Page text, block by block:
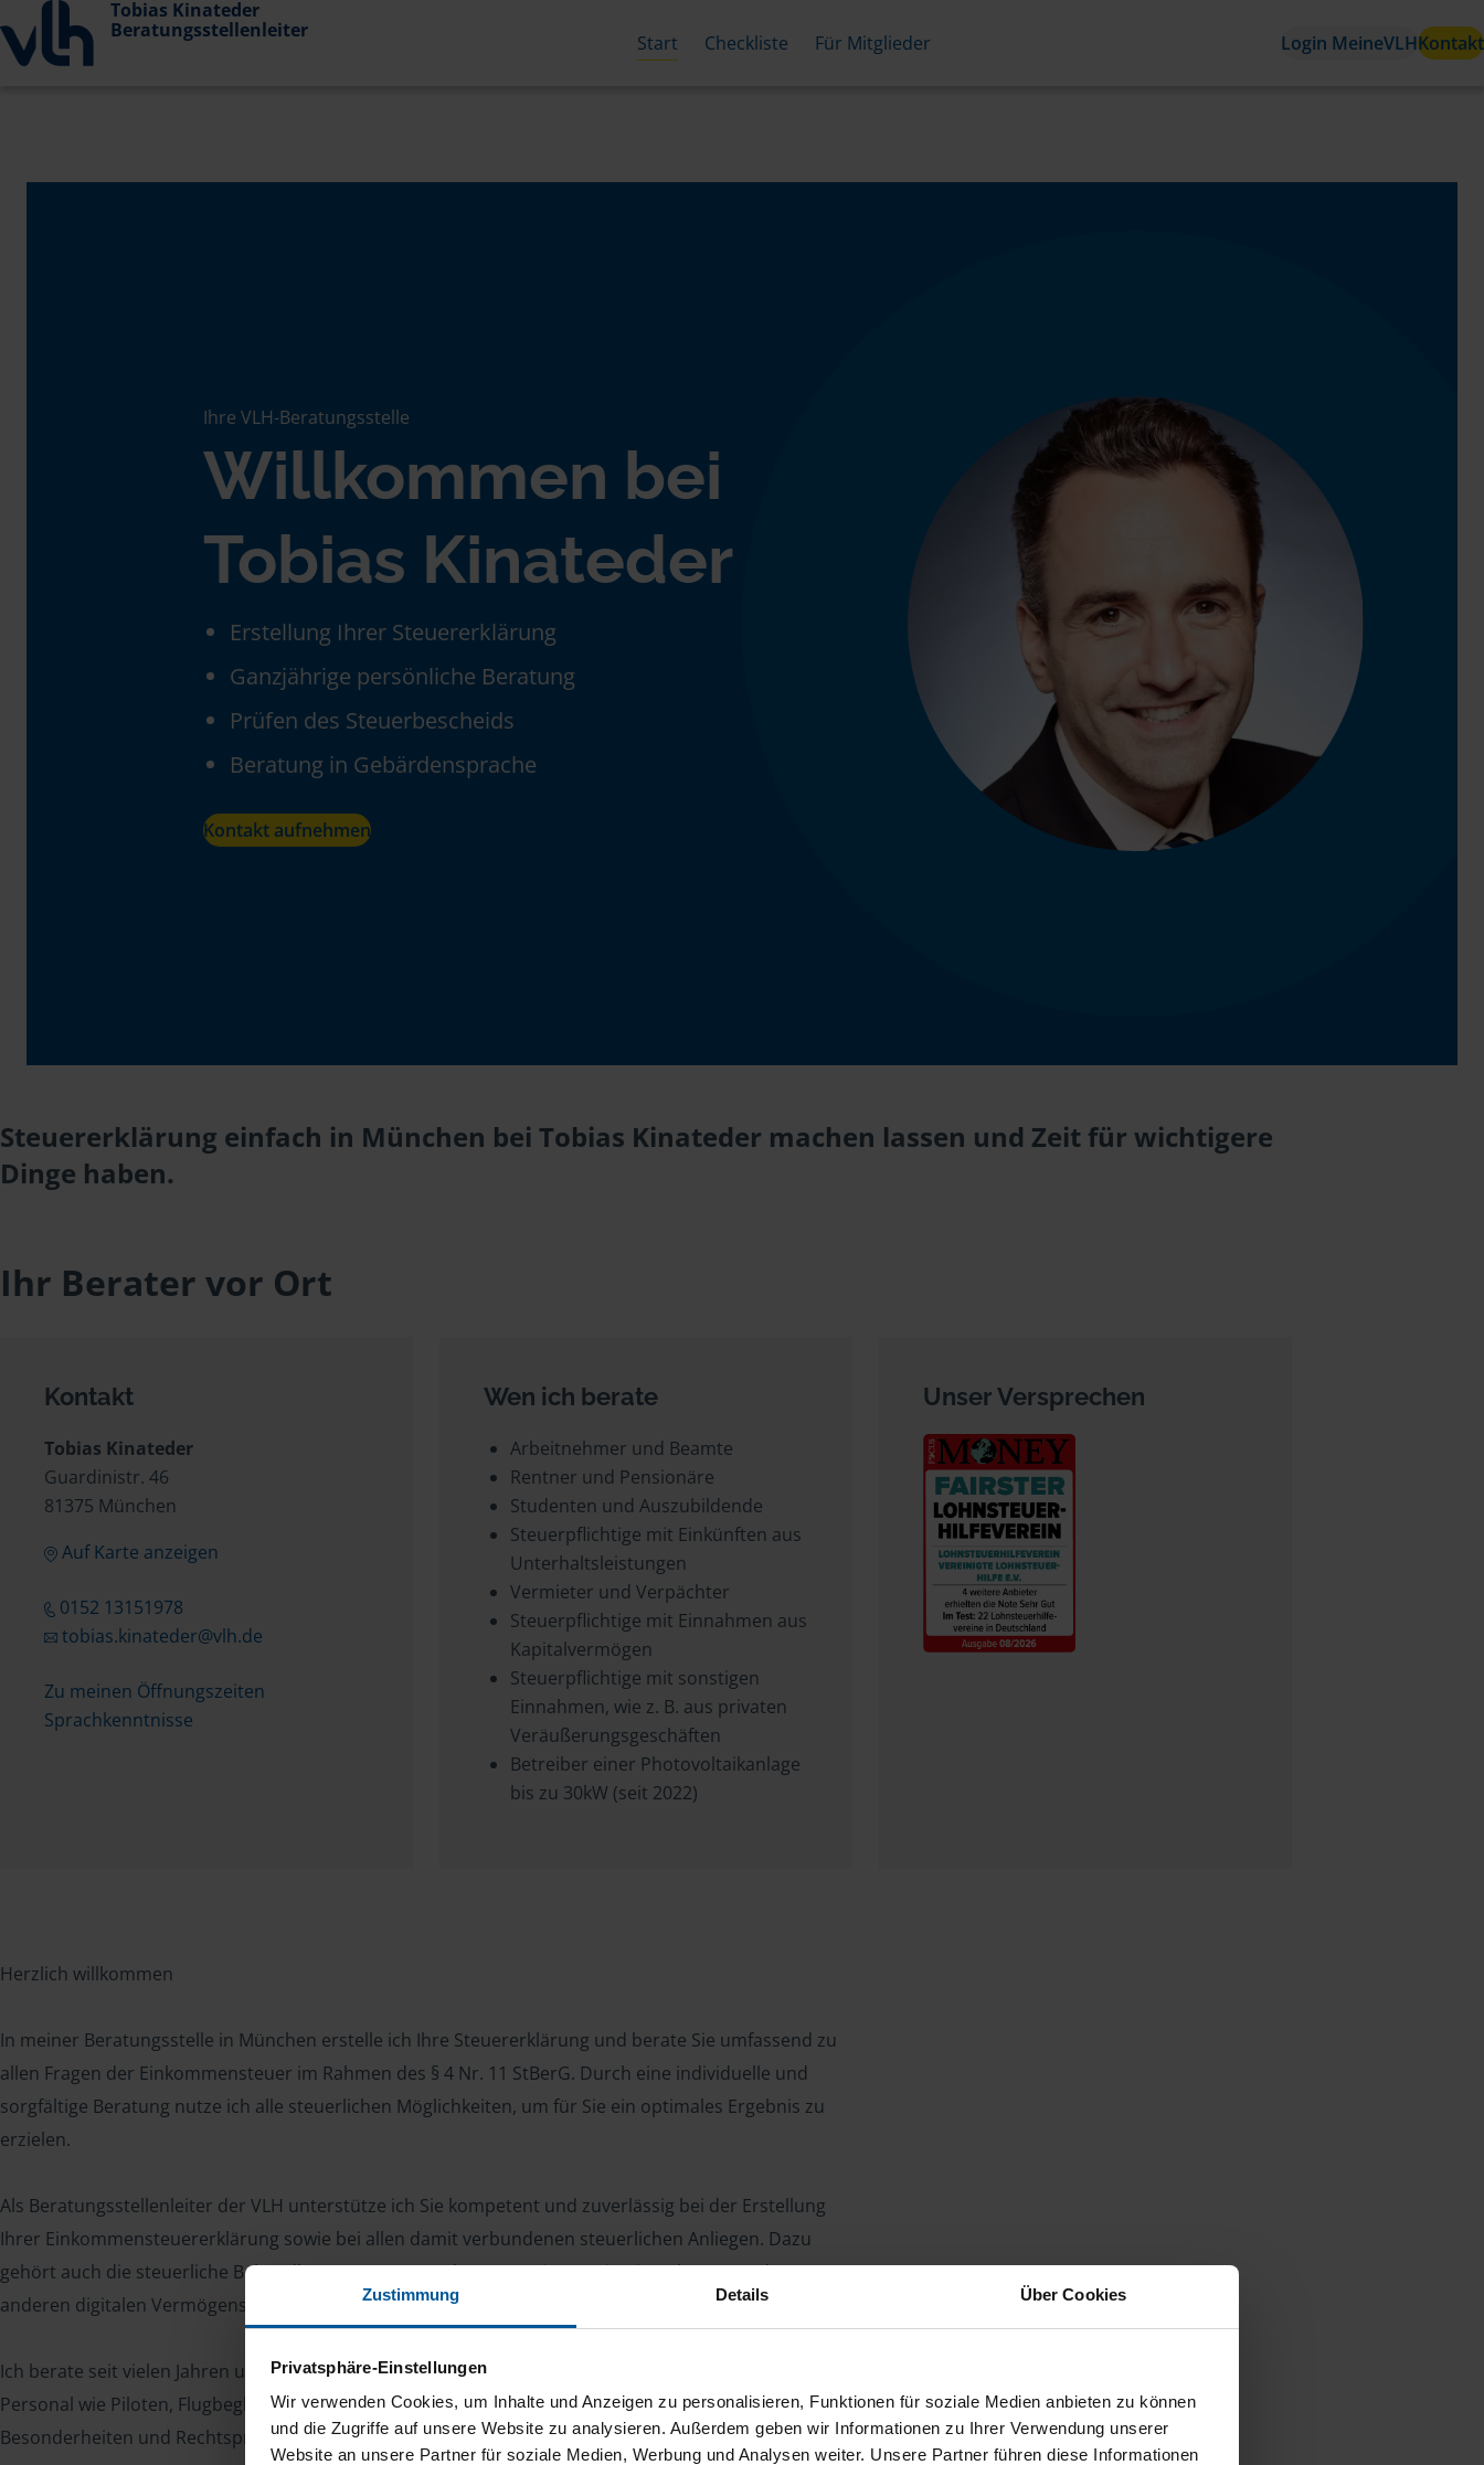
Zustimmung Details Über Cookies
Privatsphäre-Einstellungen
Wir verwenden Cookies, um Inhalte und Anzeigen zu personalisieren, Funktionen für soziale Medien anbieten zu können
und die Zugriffe auf unsere Website zu analysieren. Außerdem geben wir Informationen zu Ihrer Verwendung unserer
Website an unsere Partner für soziale Medien, Werbung und Analysen weiter. Unsere Partner führen diese Informationen
Tobias Kinateder
Beratungsstellenleiter
Start Checkliste Für Mitglieder Login MeineVLHKontakt
Ihre VLH-Beratungsstelle
Willkommen bei
Tobias Kinateder
Erstellung Ihrer Steuererklärung
Ganzjährige persönliche Beratung
Prüfen des Steuerbescheids
Beratung in Gebärdensprache
Kontakt aufnehmen
Steuererklärung einfach in München bei Tobias Kinateder machen lassen und Zeit für wichtigere
Dinge haben.
Ihr Berater vor Ort
Kontakt
Tobias Kinateder
Guardinistr. 46
81375 München
Auf Karte anzeigen
0152 13151978
tobias.kinateder@vlh.de
Zu meinen Öffnungszeiten
Sprachkenntnisse
Wen ich berate
Arbeitnehmer und Beamte
Rentner und Pensionäre
Studenten und Auszubildende
Steuerpflichtige mit Einkünften aus
Unterhaltsleistungen
Vermieter und Verpächter
Steuerpflichtige mit Einnahmen aus
Kapitalvermögen
Steuerpflichtige mit sonstigen
Einnahmen, wie z. B. aus privaten
Veräußerungsgeschäften
Betreiber einer Photovoltaikanlage
bis zu 30kW (seit 2022)
Unser Versprechen
Herzlich willkommen
In meiner Beratungsstelle in München erstelle ich Ihre Steuererklärung und berate Sie umfassend zu
allen Fragen der Einkommensteuer im Rahmen des § 4 Nr. 11 StBerG. Durch eine individuelle und
sorgfältige Beratung nutze ich alle steuerlichen Möglichkeiten, um für Sie ein optimales Ergebnis zu
erzielen.
Als Beratungsstellenleiter der VLH unterstütze ich Sie kompetent und zuverlässig bei der Erstellung
Ihrer Einkommensteuererklärung sowie bei allen damit verbundenen steuerlichen Anliegen. Dazu
gehört auch die steuerliche Behandlung von Kryptowährungen wie z.B. Bitcoin, Ethereum oder
anderen digitalen Vermögenswerten.
Ich berate seit vielen Jahren unterschiedliche Berufsgruppen, unter anderem auch fliegendes
Personal wie Piloten, Flugbegleiter und Purser. Dabei kenne ich die aktuellen steuerlichen
Besonderheiten und Rechtsprechungen und berücksichtige berufsbezogene Werbungskosten.